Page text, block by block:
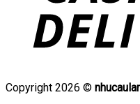
Copyright 2026 ©